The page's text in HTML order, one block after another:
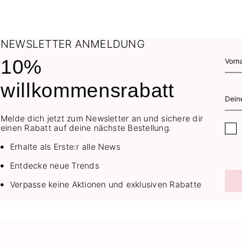
NEWSLETTER ANMELDUNG
10%
willkommensrabatt
Melde dich jetzt zum Newsletter an und sichere dir
einen Rabatt auf deine nächste Bestellung.
Erhalte als Erste:r alle News
Entdecke neue Trends
Verpasse keine Aktionen und exklusiven Rabatte